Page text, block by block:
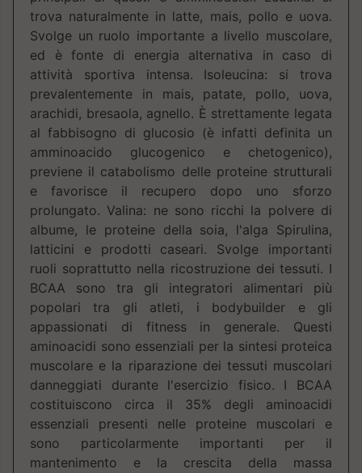
trova naturalmente in latte, mais, pollo e uova.
Svolge un ruolo importante a livello muscolare,
ed è fonte di energia alternativa in caso di
attività sportiva intensa. Isoleucina: si trova
prevalentemente in mais, patate, pollo, uova,
arachidi, bresaola, agnello. È strettamente legata
al fabbisogno di glucosio (è infatti definita un
amminoacido glucogenico e chetogenico),
previene il catabolismo delle proteine strutturali
e favorisce il recupero dopo uno sforzo
prolungato. Valina: ne sono ricchi la polvere di
albume, le proteine della soia, l'alga Spirulina,
latticini e prodotti caseari. Svolge importanti
ruoli soprattutto nella ricostruzione dei tessuti. I
BCAA sono tra gli integratori alimentari più
popolari tra gli atleti, i bodybuilder e gli
appassionati di fitness in generale. Questi
aminoacidi sono essenziali per la sintesi proteica
muscolare e la riparazione dei tessuti muscolari
danneggiati durante l'esercizio fisico. I BCAA
costituiscono circa il 35% degli aminoacidi
essenziali presenti nelle proteine muscolari e
sono particolarmente importanti per il
mantenimento e la crescita della massa